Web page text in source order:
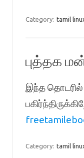
Category: tamil
புத்தக
இந்த தொடரில்
Category: tamil